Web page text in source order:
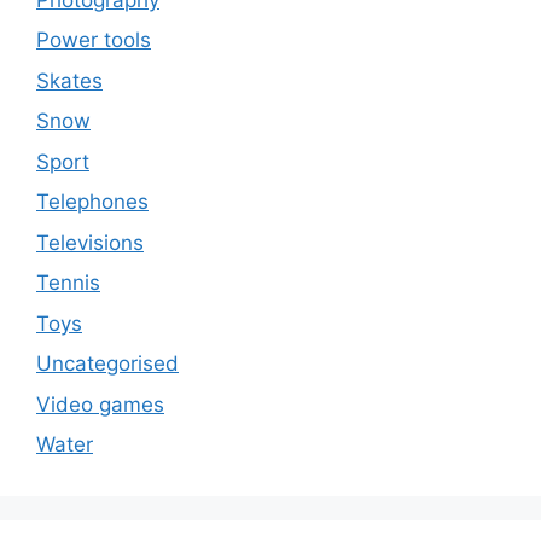
Power tools
Skates
Snow
Sport
Telephones
Televisions
Tennis
Toys
Uncategorised
Video games
Water